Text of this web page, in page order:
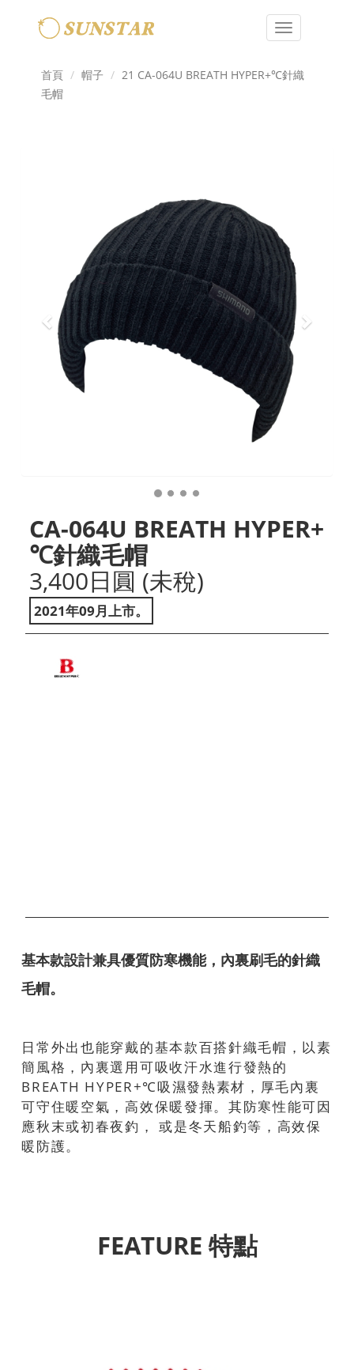
Toggle
首頁
帽子
21 CA-064U BREATH HYPER+℃針織
毛帽
CA-064U BREATH HYPER+
℃針織毛帽
3,400日圓 (未稅)
2021年09月上市。
基本款設計兼具優質防寒機能，內裏刷毛的針織
毛帽。
日常外出也能穿戴的基本款百搭針織毛帽，以素
簡風格，內裏選用可吸收汗水進行發熱的
BREATH HYPER+℃吸濕發熱素材，厚毛內裏
可守住暖空氣，高效保暖發揮。其防寒性能可因
應秋末或初春夜釣， 或是冬天船釣等，高效保
暖防護。
FEATURE 特點